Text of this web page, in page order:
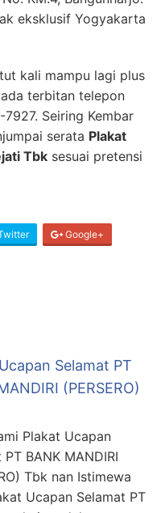
eksklusif Yogyakarta
kali mampu lagi plus
terbitan telepon
Seiring Kembar
serata Plakat
Tbk sesuai pretensi
Google+
Selamat PT
(PERSERO)
Plakat Ucapan
PT BANK MANDIRI
Tbk nan Istimewa
Ucapan Selamat PT